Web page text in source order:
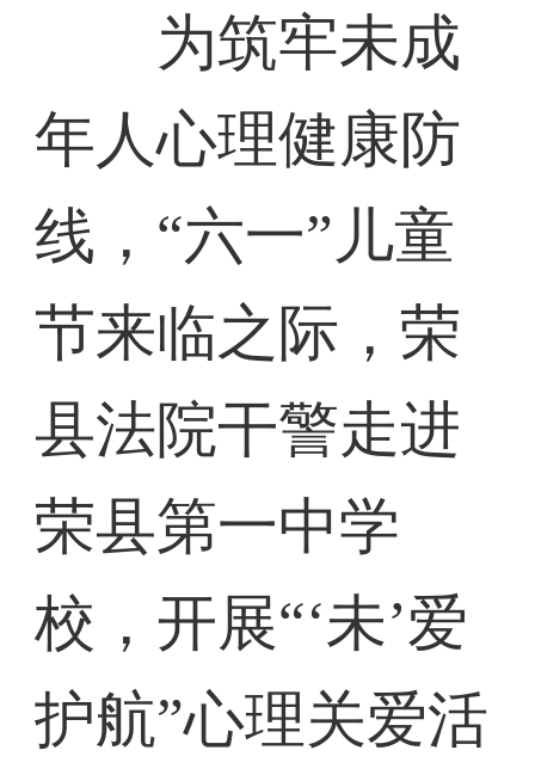
为筑牢未成
年人心理健康防
线，“六一”儿童
节来临之际，荣
县法院干警走进
荣县第一中学
校，开展“‘未’爱
护航”心理关爱活